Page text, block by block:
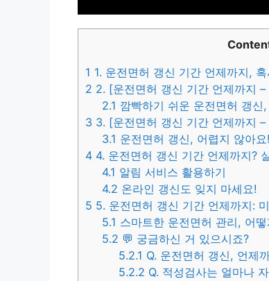
1 1. 운전면허 갱신 기간 언제까지,
2 2. [운전면허 갱신 기간 언제까지
2.1 깜빡하기 쉬운 운전면허 갱신
3 3. [운전면허 갱신 기간 언제까지
3.1 운전면허 갱신, 어렵지 않아
4 4. 운전면허 갱신 기간 언제까지?
4.1 알림 서비스 활용하기
4.2 온라인 갱신도 잊지 마세요!
5 5. 운전면허 갱신 기간 언제까지:
5.1 스마트한 운전면허 관리, 어
5.2 💬 궁금하신 거 있으시죠?
5.2.1 Q. 운전면허 갱신, 언제
5.2.2 Q. 적성검사는 얼마나